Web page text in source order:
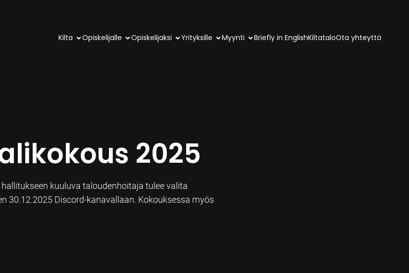
Kilta Opiskelijalle Opiskelijaksi Yrityksille Myynti Briefly in EnglishKiltataloOta yhteyttä
2025
kuuluva taloudenhoitaja tulee valita
30.12.2025 Discord-kanavallaan. Kokouksessa myös